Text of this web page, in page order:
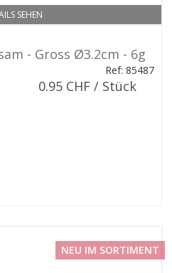
SEHEN
- Gross Ø3.2cm - 6g
Ref: 85487
0.95 CHF / Stück
NEU IM SORTIMENT